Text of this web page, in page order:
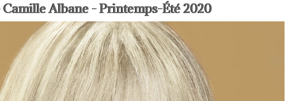
Albane - Printemps-Été 2020